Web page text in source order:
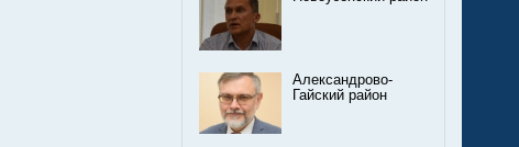
Александрово-
Гайский район